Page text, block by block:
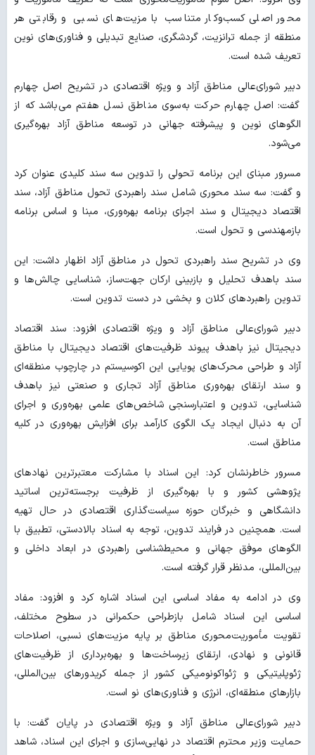
محور اصلی کسب‌وکار متناسب با مزیت‌های نسبی و رقابتی هر
منطقه از جمله ترانزیت، گردشگری، صنایع تبدیلی و فناوری‌های نوین
تعریف شده است.
دبیر شورای‌عالی مناطق آزاد و ویژه اقتصادی در تشریح اصل چهارم
گفت: اصل چهارم حرکت به‌سوی مناطق نسل هفتم می‌باشد که از
الگوهای نوین و پیشرفته جهانی در توسعه مناطق آزاد بهره‌گیری
می‌شود.
مسرور مبنای این برنامه تحولی را تدوین سه سند کلیدی عنوان کرد
و گفت: سه سند محوری شامل سند راهبردی تحول مناطق آزاد، سند
اقتصاد دیجیتال و سند اجرای برنامه بهره‌وری، مبنا و اساس برنامه
بازمهندسی و تحول است.
وی در تشریح سند راهبردی تحول در مناطق آزاد اظهار داشت: این
سند باهدف تحلیل و بازبینی ارکان جهت‌ساز، شناسایی چالش‌ها و
تدوین راهبردهای کلان و بخشی در دست تدوین است.
دبیر شورای‌عالی مناطق آزاد و ویژه اقتصادی افزود: سند اقتصاد
دیجیتال نیز باهدف پیوند ظرفیت‌های اقتصاد دیجیتال با مناطق
آزاد و طراحی محرک‌های پویایی این اکوسیستم در چارچوب منطقه‌ای
و سند ارتقای بهره‌وری مناطق آزاد تجاری و صنعتی نیز باهدف
شناسایی، تدوین و اعتبارسنجی شاخص‌های علمی بهره‌وری و اجرای
آن به دنبال ایجاد یک الگوی کارآمد برای افزایش بهره‌وری در کلیه
مناطق است.
مسرور خاطرنشان کرد: این اسناد با مشارکت معتبرترین نهادهای
پژوهشی کشور و با بهره‌گیری از ظرفیت برجسته‌ترین اساتید
دانشگاهی و خبرگان حوزه سیاست‌گذاری اقتصادی در حال تهیه
است. همچنین در فرایند تدوین، توجه به اسناد بالادستی، تطبیق با
الگوهای موفق جهانی و محیط‌شناسی راهبردی در ابعاد داخلی و
بین‌المللی، مدنظر قرار گرفته است.
وی در ادامه به مفاد اساسی این اسناد اشاره کرد و افزود: مفاد
اساسی این اسناد شامل بازطراحی حکمرانی در سطوح مختلف،
تقویت مأموریت‌محوری مناطق بر پایه مزیت‌های نسبی، اصلاحات
قانونی و نهادی، ارتقای زیرساخت‌ها و بهره‌برداری از ظرفیت‌های
ژئوپلیتیکی و ژئواکونومیکی کشور از جمله کریدورهای بین‌المللی،
بازارهای منطقه‌ای، انرژی و فناوری‌های نو است.
دبیر شورای‌عالی مناطق آزاد و ویژه اقتصادی در پایان گفت: با
حمایت وزیر محترم اقتصاد در نهایی‌سازی و اجرای این اسناد، شاهد